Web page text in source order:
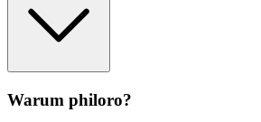
Warum philoro?